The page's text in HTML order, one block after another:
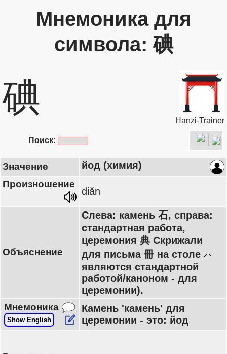
Мнемоника для
символа: 碘
碘
Hanzi-Trainer
Поиск:
Значение йод (химия)
Произношение
diǎn
Объяснение
Слева: камень 石, справа:
стандартная работа,
церемония 典 Скрижали
для письма 冊 на столе
являются стандартной
работой/каноном - для
церемонии).
Мнемоника
Show English
Камень 'камень' для
церемонии - это: йод